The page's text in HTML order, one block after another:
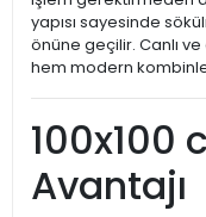
yapısı sayesinde
önüne geçilir. Canlı
hem modern
100x100
Avantajı